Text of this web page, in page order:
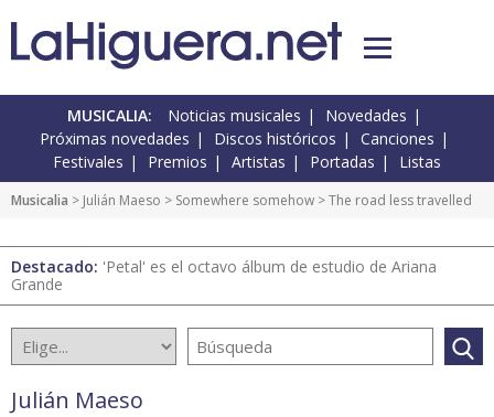
MUSICALIA: Noticias musicales
Novedades
Próximas novedades
Discos históricos
Canciones
Festivales
Premios Artistas Portadas Listas
Musicalia > Julián Maeso > Somewhere somehow > The road less travelled
Destacado: 'Petal' es el octavo álbum de estudio de Ariana
Grande
Julián Maeso